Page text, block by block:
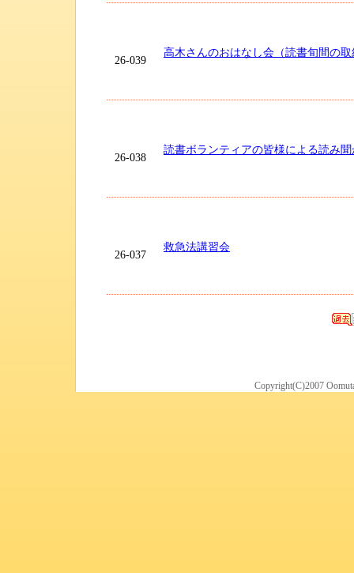
26-039
高木さんのおはなし会（読書旬間の取
26-038
読書ボランティアの皆様による読み聞
26-037
救急法講習会
Copyright(C)2007